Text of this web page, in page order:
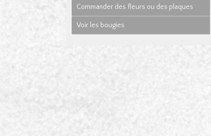
Commander des fleurs ou des plaques
Voir les bougies